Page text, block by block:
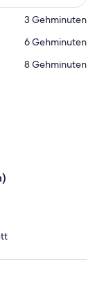
‪3 Gehminuten‬
‪6 Gehminuten‬
‪8 Gehminuten‬